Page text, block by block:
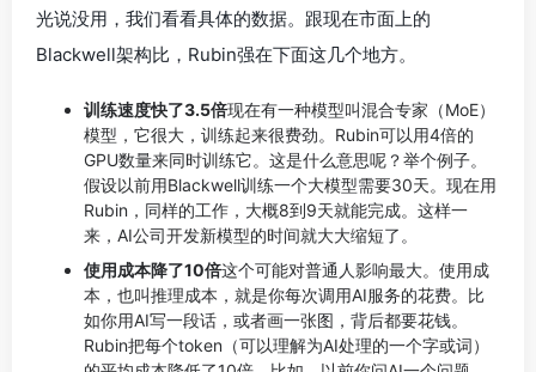
光说没用，我们看看具体的数据。跟现在市面上的
Blackwell架构比，Rubin强在下面这几个地方。
训练速度快了3.5倍现在有一种模型叫混合专家（MoE）
模型，它很大，训练起来很费劲。Rubin可以用4倍的
GPU数量来同时训练它。这是什么意思呢？举个例子。
假设以前用Blackwell训练一个大模型需要30天。现在用
Rubin，同样的工作，大概8到9天就能完成。这样一
来，AI公司开发新模型的时间就大大缩短了。
使用成本降了10倍这个可能对普通人影响最大。使用成
本，也叫推理成本，就是你每次调用AI服务的花费。比
如你用AI写一段话，或者画一张图，背后都要花钱。
Rubin把每个token（可以理解为AI处理的一个字或词）